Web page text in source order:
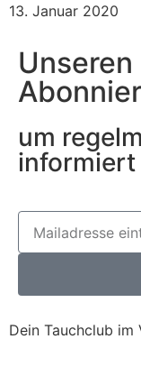
13. Januar 2020
um
informiert
Dein Tauchclub im